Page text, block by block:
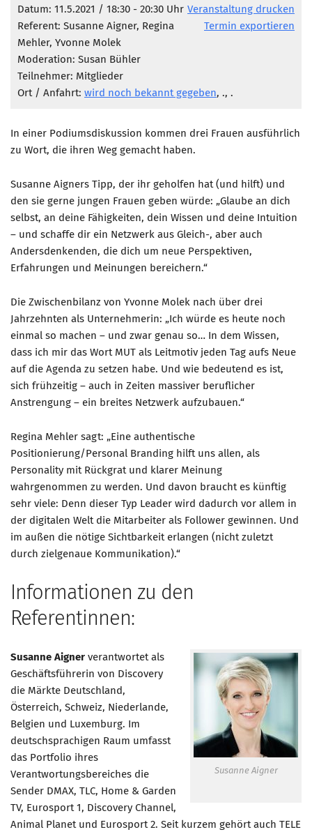
Marketing Pioniere
Arbeitsgruppen
MarketingFrauen
Münchner Marketingpreis
Mentoring
Marketing Pioniere im BVMC
CLUB-KOMMUNIKATION
Clubmagazin
MITGLIEDSCHAFT
Mitglied werden
AKTUELLES
Veranstaltung drucken
Termin exportieren
Datum: 11.5.2021 / 18:30 - 20:30 Uhr
Referent: Susanne Aigner, Regina
Mehler, Yvonne Molek
Moderation: Susan Bühler
Teilnehmer: Mitglieder
Ort / Anfahrt: wird noch bekannt gegeben, ., .
In einer Podiumsdiskussion kommen drei Frauen ausführlich
zu Wort, die ihren Weg gemacht haben.
Susanne Aigners Tipp, der ihr geholfen hat (und hilft) und
den sie gerne jungen Frauen geben würde: „Glaube an dich
selbst, an deine Fähigkeiten, dein Wissen und deine Intuition
– und schaffe dir ein Netzwerk aus Gleich-, aber auch
Andersdenkenden, die dich um neue Perspektiven,
Erfahrungen und Meinungen bereichern.“
Die Zwischenbilanz von Yvonne Molek nach über drei
Jahrzehnten als Unternehmerin: „Ich würde es heute noch
einmal so machen – und zwar genau so… In dem Wissen,
dass ich mir das Wort MUT als Leitmotiv jeden Tag aufs Neue
auf die Agenda zu setzen habe. Und wie bedeutend es ist,
sich frühzeitig – auch in Zeiten massiver beruflicher
Anstrengung – ein breites Netzwerk aufzubauen.“
Regina Mehler sagt: „Eine authentische
Positionierung/Personal Branding hilft uns allen, als
Personality mit Rückgrat und klarer Meinung
wahrgenommen zu werden. Und davon braucht es künftig
sehr viele: Denn dieser Typ Leader wird dadurch vor allem in
der digitalen Welt die Mitarbeiter als Follower gewinnen. Und
im außen die nötige Sichtbarkeit erlangen (nicht zuletzt
durch zielgenaue Kommunikation).“
Informationen zu den
Referentinnen:
Susanne Aigner
Susanne Aigner verantwortet als
Geschäftsführerin von Discovery
die Märkte Deutschland,
Österreich, Schweiz, Niederlande,
Belgien und Luxemburg. Im
deutschsprachigen Raum umfasst
das Portfolio ihres
Verantwortungsbereiches die
Sender DMAX, TLC, Home & Garden
TV, Eurosport 1, Discovery Channel,
Animal Planet und Eurosport 2. Seit kurzem gehört auch TELE